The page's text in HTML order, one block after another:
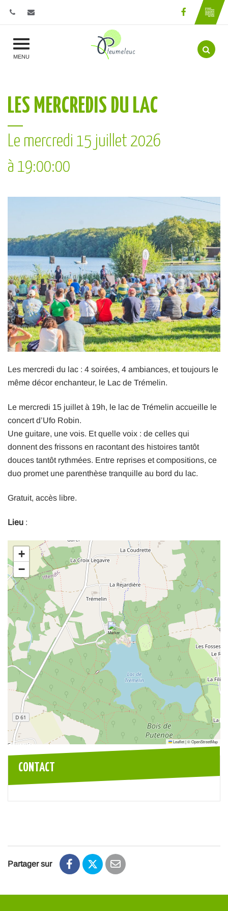
Lien vers le
MENU Aller
LES MERCREDIS DU LAC
Le mercredi 15 juillet 2026
à 19:00:00
Les mercredi du lac : 4 soirées, 4 ambiances, et toujours le
même décor enchanteur, le Lac de Trémelin.
Le mercredi 15 juillet à 19h, le lac de Trémelin accueille le
concert d’Ufo Robin.
Une guitare, une vois. Et quelle voix : de celles qui
donnent des frissons en racontant des histoires tantôt
douces tantôt rythmées. Entre reprises et compositions, ce
duo promet une parenthèse tranquille au bord du lac.
Gratuit, accès libre.
Lieu :
+
−
Leaflet|©OpenStreetMap
CONTACT
Partager sur